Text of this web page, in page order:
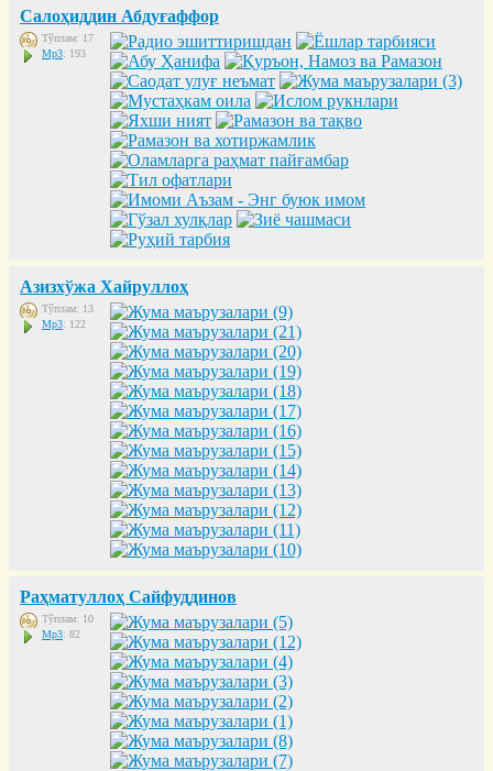
Салоҳиддин Абдуғаффор
Тўплам: 17
Mp3: 193
Азизхўжа Хайруллоҳ
Тўплам: 13
Mp3: 122
Раҳматуллоҳ Сайфуддинов
Тўплам: 10
Mp3: 82